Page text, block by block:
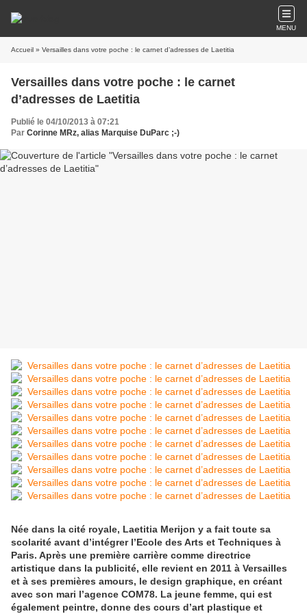
MENU
Accueil » Versailles dans votre poche : le carnet d’adresses de Laetitia
Versailles dans votre poche : le carnet
d’adresses de Laetitia
Publié le 04/10/2013 à 07:21
Par Corinne MRz, alias Marquise DuParc ;-)
Née dans la cité royale, Laetitia Merijon y a fait toute sa
scolarité avant d’intégrer l’Ecole des Arts et Techniques à
Paris. Après une première carrière comme directrice
artistique dans la publicité, elle revient en 2011 à Versailles
et à ses premières amours, le design graphique, en créant
avec son mari l’agence COM78. La jeune femme, qui est
également peintre, donne des cours d’art plastique et